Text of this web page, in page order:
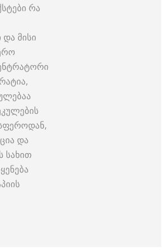
რა
მისი
და
სახით